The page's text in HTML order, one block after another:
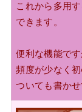
これから多用
できます。
便利な機能で
頻度が少なく
ついても書かせ